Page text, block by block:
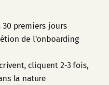
30 premiers jours
de l'onboarding
cliquent 2-3 fois,
la nature